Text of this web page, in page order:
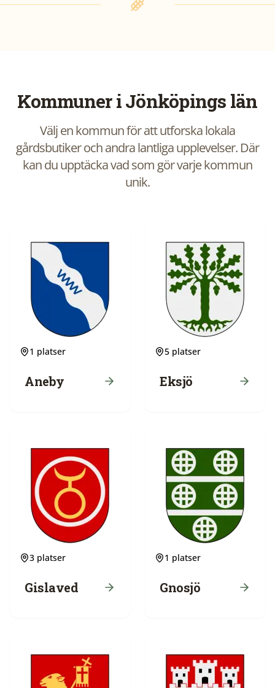
Kommuner iJönköpings län
Välj en kommun för att utforska lokala
gårdsbutiker och andra lantliga upplevelser. Där
kan du upptäcka vad som gör varje kommun
unik.
1 platser
Aneby
5 platser
Eksjö
3 platser
Gislaved
1 platser
Gnosjö